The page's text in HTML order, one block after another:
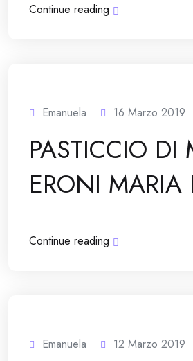
Continue reading
Emanuela 16 Marzo 2019
PASTICCIO DI
ERONI MARIA
Continue reading
Emanuela 12 Marzo 2019